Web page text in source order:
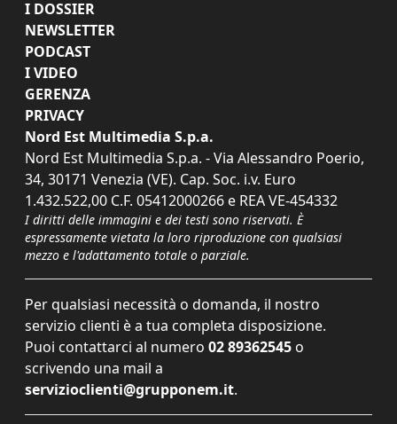
I DOSSIER
NEWSLETTER
PODCAST
I VIDEO
GERENZA
PRIVACY
Nord Est Multimedia S.p.a.
Nord Est Multimedia S.p.a. - Via Alessandro Poerio,
34, 30171 Venezia (VE). Cap. Soc. i.v. Euro
1.432.522,00 C.F. 05412000266 e REA VE-454332
I diritti delle immagini e dei testi sono riservati. È
espressamente vietata la loro riproduzione con qualsiasi
mezzo e l'adattamento totale o parziale.
Per qualsiasi necessità o domanda, il nostro
servizio clienti è a tua completa disposizione.
Puoi contattarci al numero 02 89362545 o
scrivendo una mail a
servizioclienti@grupponem.it.